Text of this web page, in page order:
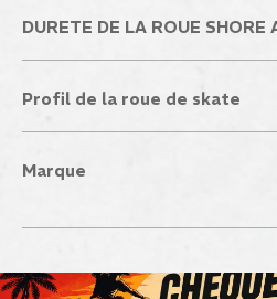
DURETE DE LA ROUE SHORE
Profil de la roue de skate
Marque